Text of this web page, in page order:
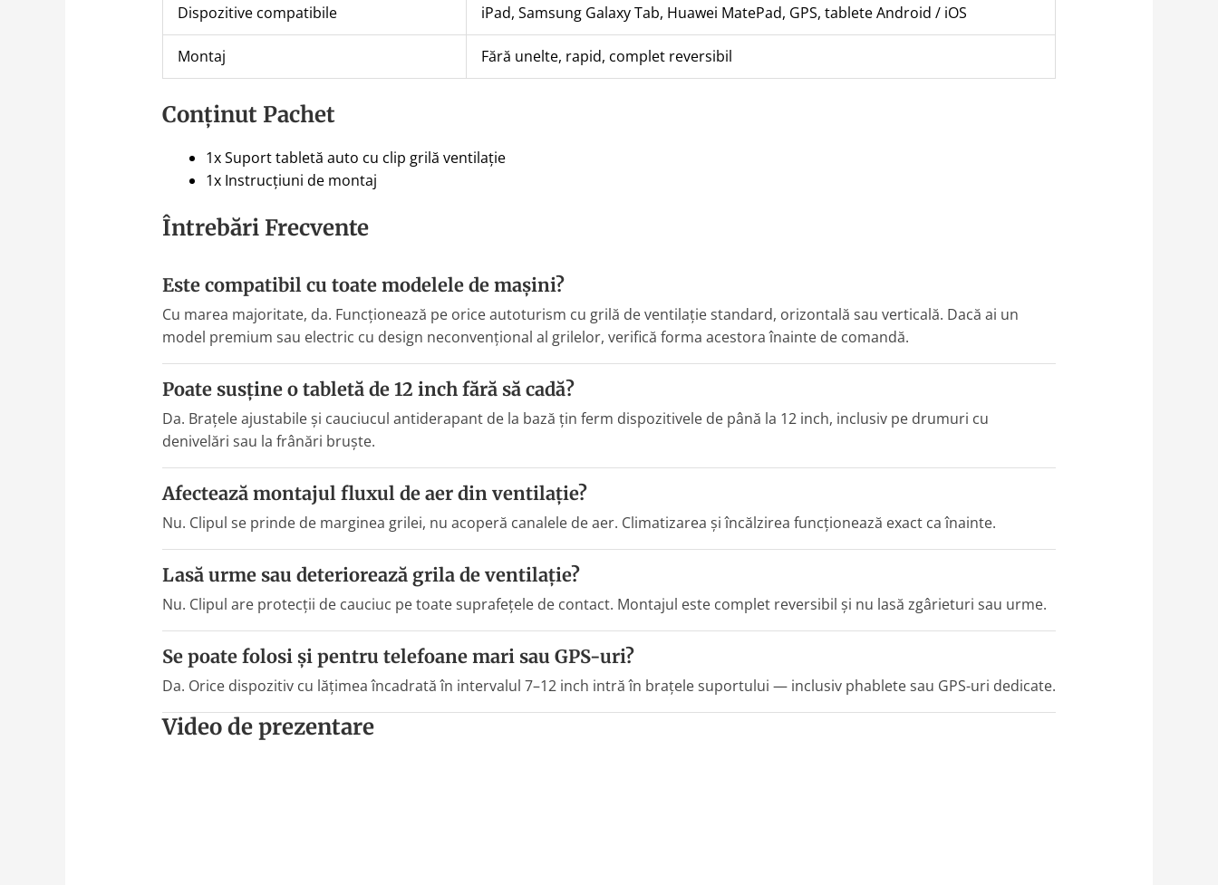
Dispozitive compatibile iPad, Samsung Galaxy Tab, Huawei MatePad, GPS, tablete Android / iOS
Montaj Fără unelte, rapid, complet reversibil
Conținut Pachet
1x Suport tabletă auto cu clip grilă ventilație
1x Instrucțiuni de montaj
Întrebări Frecvente
Este compatibil cu toate modelele de mașini?
Cu marea majoritate, da. Funcționează pe orice autoturism cu grilă de ventilație standard, orizontală sau verticală. Dacă ai un
model premium sau electric cu design neconvențional al grilelor, verifică forma acestora înainte de comandă.
Poate susține o tabletă de 12 inch fără să cadă?
Da. Brațele ajustabile și cauciucul antiderapant de la bază țin ferm dispozitivele de până la 12 inch, inclusiv pe drumuri cu
denivelări sau la frânări bruște.
Afectează montajul fluxul de aer din ventilație?
Nu. Clipul se prinde de marginea grilei, nu acoperă canalele de aer. Climatizarea și încălzirea funcționează exact ca înainte.
Lasă urme sau deteriorează grila de ventilație?
Nu. Clipul are protecții de cauciuc pe toate suprafețele de contact. Montajul este complet reversibil și nu lasă zgârieturi sau urme.
Se poate folosi și pentru telefoane mari sau GPS-uri?
Da. Orice dispozitiv cu lățimea încadrată în intervalul 7–12 inch intră în brațele suportului — inclusiv phablete sau GPS-uri dedicate.
Video de prezentare